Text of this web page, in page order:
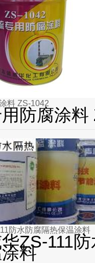
料 ZS-1042
防腐涂料
防水防腐隔热保温涂料
ZS-111
料